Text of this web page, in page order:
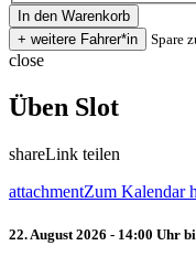
Spare
close
Üben Slot
shareLink teilen
attachmentZum Kalendar
22. August 2026 - 14:00 Uhr